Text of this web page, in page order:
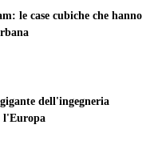
le case cubiche che hanno
dell'ingegneria
l'Europa